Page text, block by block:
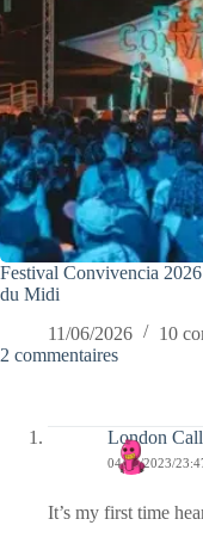
Festival Convivencia
du Midi
11/06/2026
10
2 commentaires
London
04/05/2023/
It’s my first time